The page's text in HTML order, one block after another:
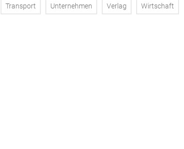
Transport Unternehmen Verlag Wirtschaft